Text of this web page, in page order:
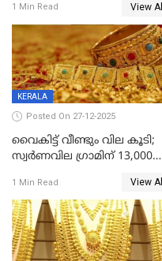
1 Min Read View All
KERALA
Posted On 27-12-2025
വൈകിട്ട് വീണ്ടും വില കൂടി;
സ്വർണവില ഗ്രാമിന് 13,000
റെക്കോർഡ്
1 Min Read View All